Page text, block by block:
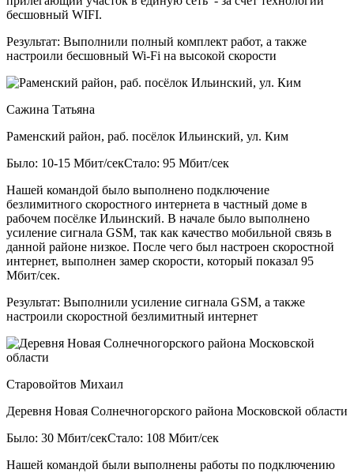
бесшовный WIFI.
Результат: Выполнили полный комплект работ, а также
настроили бесшовный Wi-Fi на высокой скорости
Сажина Татьяна
Раменский район, раб. посёлок Ильинский, ул. Ким
Было: 10-15 Мбит/секСтало: 95 Мбит/сек
Нашей командой было выполнено подключение
безлимитного скоростного интернета в частный доме в
рабочем посёлке Ильинский. В начале было выполнено
усиление сигнала GSM, так как качество мобильной связь в
данной районе низкое. После чего был настроен скоростной
интернет, выполнен замер скорости, который показал 95
Мбит/сек.
Результат: Выполнили усиление сигнала GSM, а также
настроили скоростной безлимитный интернет
Старовойтов Михаил
Деревня Новая Солнечногорского района Московской области
Было: 30 Мбит/секСтало: 108 Мбит/сек
Нашей командой были выполнены работы по подключению